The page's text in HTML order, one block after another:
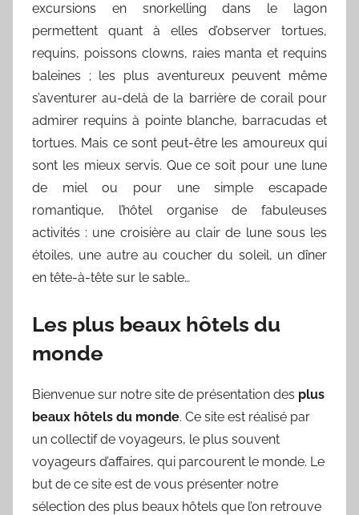
excursions en snorkelling dans le lagon
permettent quant à elles d’observer tortues,
requins, poissons clowns, raies manta et requins
baleines ; les plus aventureux peuvent même
s’aventurer au-delà de la barrière de corail pour
admirer requins à pointe blanche, barracudas et
tortues. Mais ce sont peut-être les amoureux qui
sont les mieux servis. Que ce soit pour une lune
de miel ou pour une simple escapade
romantique, l’hôtel organise de fabuleuses
activités : une croisière au clair de lune sous les
étoiles, une autre au coucher du soleil, un dîner
en tête-à-tête sur le sable…
Les plus beaux hôtels du
monde
Bienvenue sur notre site de présentation des plus
beaux hôtels du monde. Ce site est réalisé par
un collectif de voyageurs, le plus souvent
voyageurs d’affaires, qui parcourent le monde. Le
but de ce site est de vous présenter notre
sélection des plus beaux hôtels que l’on retrouve